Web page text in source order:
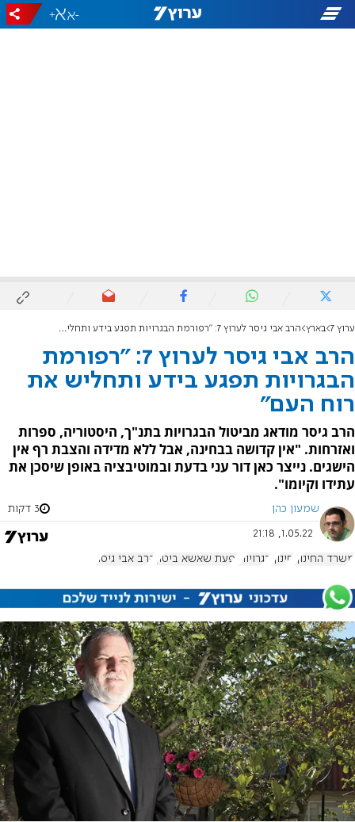
-
+
ערוץ 7 בארץ הרב אבי גיסר לערוץ 7: "רפורמת הבגרויות תפגע בידע ותחליש את רוח העם"
הרב אבי גיסר לערוץ 7: "רפורמת
הבגרויות תפגע בידע ותחליש את
רוח העם"
הרב גיסר מודאג מביטול הבגרויות בתנ"ך, היסטוריה, ספרות
ואזרחות. "אין קדושה בבחינה, אבל ללא מדידה והצבת רף אין
הישגים. נייצר כאן דור עני בדעת ובמוטיבציה באופן שיסכן את
עתידו וקיומו".
שמעון כהן 3 דקות
1.05.22, 21:18
משרד החינוך חינוך בגרויות יפעת שאשא ביטון הרב אבי גיסר